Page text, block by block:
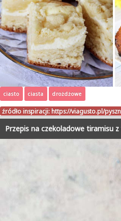
ciasto ciasta drożdżowe
źródło inspiracji: https://viagusto.pl/
Przepis na czekoladowe tiramisu